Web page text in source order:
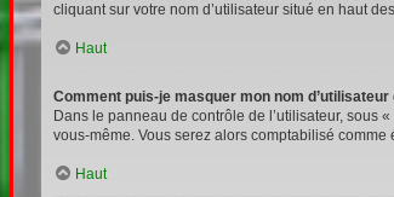
cliquant sur votre nom d’utilisateur situé en haut
Haut
Comment puis-je masquer mon nom
Dans le panneau de contrôle de l’utilisateur, sous
vous-même. Vous serez alors comptabilisé
Haut